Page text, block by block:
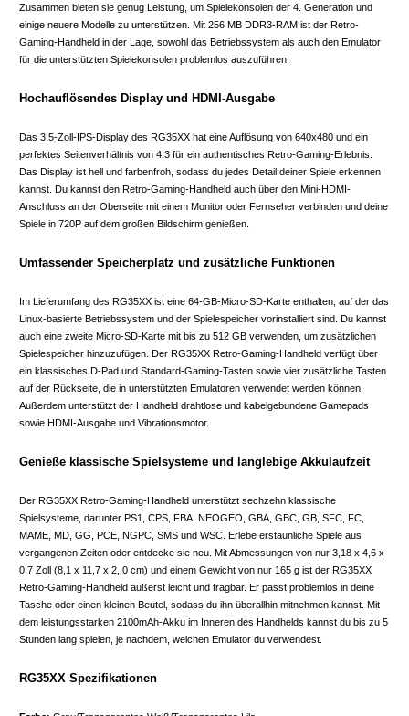
Zusammen bieten sie genug Leistung, um Spielekonsolen der 4. Generation und
einige neuere Modelle zu unterstützen. Mit 256 MB DDR3-RAM ist der Retro-
Gaming-Handheld in der Lage, sowohl das Betriebssystem als auch den Emulator
für die unterstützten Spielekonsolen problemlos auszuführen.
Hochauflösendes Display und HDMI-Ausgabe
Das 3,5-Zoll-IPS-Display des RG35XX hat eine Auflösung von 640x480 und ein
perfektes Seitenverhältnis von 4:3 für ein authentisches Retro-Gaming-Erlebnis.
Das Display ist hell und farbenfroh, sodass du jedes Detail deiner Spiele erkennen
kannst. Du kannst den Retro-Gaming-Handheld auch über den Mini-HDMI-
Anschluss an der Oberseite mit einem Monitor oder Fernseher verbinden und deine
Spiele in 720P auf dem großen Bildschirm genießen.
Umfassender Speicherplatz und zusätzliche Funktionen
Im Lieferumfang des RG35XX ist eine 64-GB-Micro-SD-Karte enthalten, auf der das
Linux-basierte Betriebssystem und der Spielespeicher vorinstalliert sind. Du kannst
auch eine zweite Micro-SD-Karte mit bis zu 512 GB verwenden, um zusätzlichen
Spielespeicher hinzuzufügen. Der RG35XX Retro-Gaming-Handheld verfügt über
ein klassisches D-Pad und Standard-Gaming-Tasten sowie vier zusätzliche Tasten
auf der Rückseite, die in unterstützten Emulatoren verwendet werden können.
Außerdem unterstützt der Handheld drahtlose und kabelgebundene Gamepads
sowie HDMI-Ausgabe und Vibrationsmotor.
Genieße klassische Spielsysteme und langlebige Akkulaufzeit
Der RG35XX Retro-Gaming-Handheld unterstützt sechzehn klassische
Spielsysteme, darunter PS1, CPS, FBA, NEOGEO, GBA, GBC, GB, SFC, FC,
MAME, MD, GG, PCE, NGPC, SMS und WSC. Erlebe erstaunliche Spiele aus
vergangenen Zeiten oder entdecke sie neu. Mit Abmessungen von nur 3,18 x 4,6 x
0,7 Zoll (8,1 x 11,7 x 2, 0 cm) und einem Gewicht von nur 165 g ist der RG35XX
Retro-Gaming-Handheld äußerst leicht und tragbar. Er passt problemlos in deine
Tasche oder einen kleinen Beutel, sodass du ihn überallhin mitnehmen kannst. Mit
dem leistungsstarken 2100mAh-Akku im Inneren des Handhelds kannst du bis zu 5
Stunden lang spielen, je nachdem, welchen Emulator du verwendest.
RG35XX Spezifikationen